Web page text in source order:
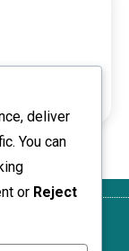
deliver
You can
or Reject